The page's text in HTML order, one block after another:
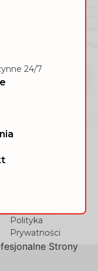
24/7
Polityka
Prywatności
Strony